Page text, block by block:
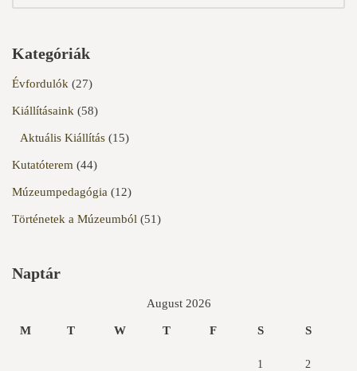
Kategóriák
Évfordulók (27)
Kiállításaink (58)
Aktuális Kiállítás (15)
Kutatóterem (44)
Múzeumpedagógia (12)
Történetek a Múzeumból (51)
Naptár
August 2026
M T W T F S S
1 2